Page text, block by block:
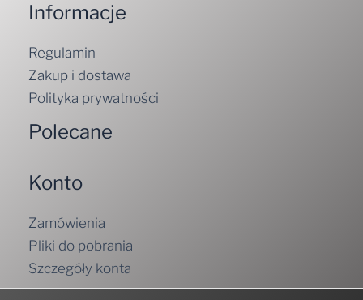
Informacje
Regulamin
Zakup i dostawa
Polityka prywatności
Polecane
Konto
Zamówienia
Pliki do pobrania
Szczegóły konta